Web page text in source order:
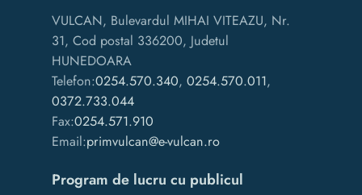
VULCAN, Bulevardul MIHAI VITEAZU, Nr.
31, Cod postal 336200, Judetul
HUNEDOARA
Telefon:0254.570.340, 0254.570.011,
0372.733.044
Fax:0254.571.910
Email:primvulcan@e-vulcan.ro
Program de lucru cu publicul